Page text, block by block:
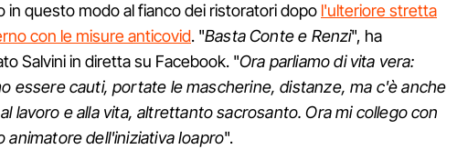
in questo modo al fianco dei ristoratori dopo l'ulteriore stretta
con le misure anticovid. "Basta Conte e Renzi", ha
Salvini in diretta su Facebook. "Ora parliamo di vita vera:
essere cauti, portate le mascherine, distanze, ma c'è anche
lavoro e alla vita, altrettanto sacrosanto. Ora mi collego con
animatore dell'iniziativa Ioapro".